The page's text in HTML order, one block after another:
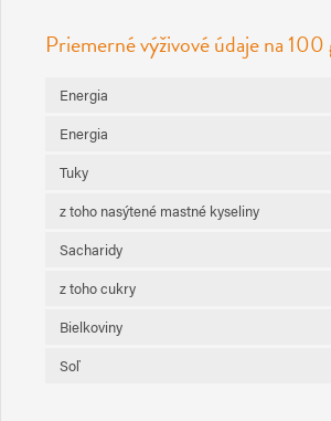
Priemerné výživové údaje na
Energia
Energia
Tuky
z toho nasýtené mastné kyseliny
Sacharidy
z toho cukry
Bielkoviny
Soľ